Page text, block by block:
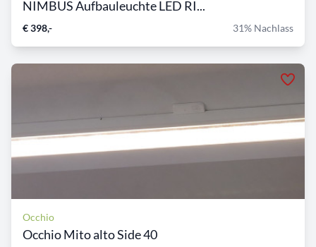
NIMBUS Aufbauleuchte LED RI...
€ 398,- 31% Nachlass
Occhio
Occhio Mito alto Side 40